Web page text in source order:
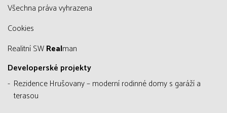
všechna práva vyhrazena
Cookies
Realitní SWRealman
Developerské projekty
Rezidence Hrušovany – moderní rodinné domy s garáží a
terasou